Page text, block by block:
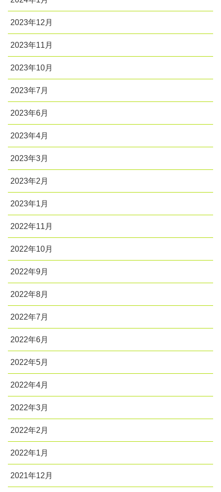
2023年12月
2023年11月
2023年10月
2023年7月
2023年6月
2023年4月
2023年3月
2023年2月
2023年1月
2022年11月
2022年10月
2022年9月
2022年8月
2022年7月
2022年6月
2022年5月
2022年4月
2022年3月
2022年2月
2022年1月
2021年12月